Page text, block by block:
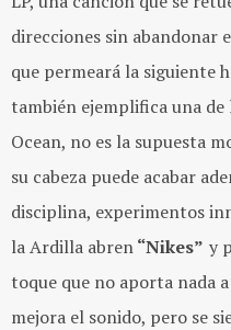
direcciones sin abandonar
que permeará la siguiente
también ejemplifica una
Ocean, no es la supuesta
su cabeza puede acabar
disciplina, experimentos
la Ardilla abren“Nikes” y
toque que no aporta nada
mejora el sonido, pero se